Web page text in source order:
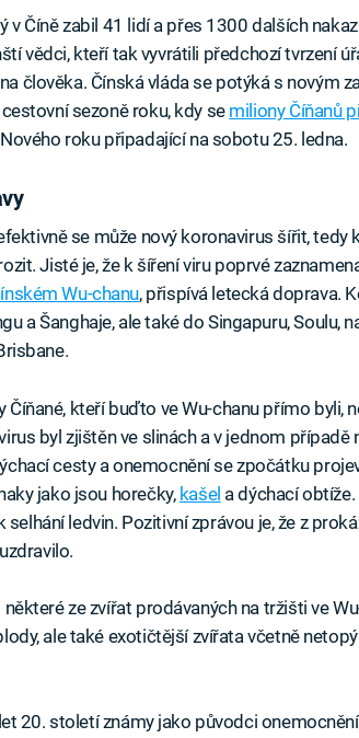
v Číně zabil 41 lidí a přes 1300 dalších
vědci, kteří tak vyvrátili předchozí tvrzení
člověka. Čínská vláda se potýká s novým
sezoně roku, kdy se miliony Číňanů
roku připadající na sobotu 25. ledna.
se může nový koronavirus šířit, tedy
Jisté je, že k šíření viru poprvé
Wu-chanu, přispívá letecká doprava.
a Šanghaje, ale také do Singapuru, Soulu,
Číňané, kteří buďto ve Wu-chanu přímo byli,
byl zjištěn ve slinách a v jednom případě
cesty a onemocnění se zpočátku
jako jsou horečky, kašel a dýchací
ledvin. Pozitivní zprávou je, že z
ze zvířat prodávaných na tržišti ve
ale také exotičtější zvířata včetně
20. století známy jako původci